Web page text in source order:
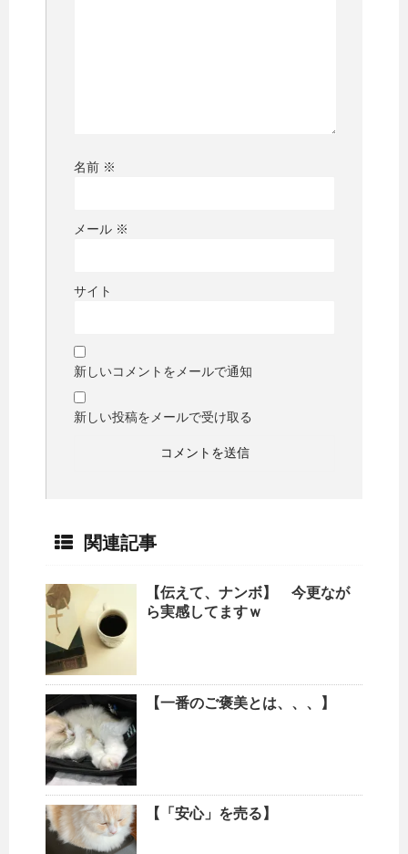
名前 ※
メール ※
サイト
新しいコメントをメールで通知
新しい投稿をメールで受け取る
関連記事
【伝えて、ナンボ】 今更なが
ら実感してますｗ
【一番のご褒美とは、、、】
【「安心」を売る】